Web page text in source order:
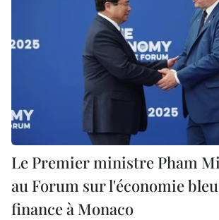
Le Premier ministre Pham
au Forum sur l'économie
finance à Monaco